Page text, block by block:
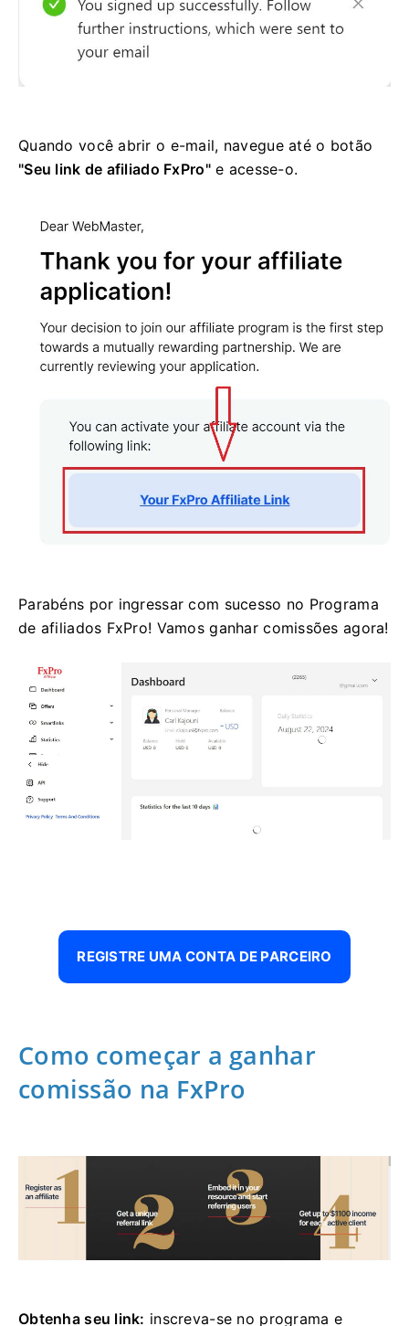
Quando você abrir o e-mail, navegue até o botão
"Seu link de afiliado FxPro"e acesse-o.
Parabéns por ingressar com sucesso no Programa
de afiliados FxPro! Vamos ganhar comissões agora!
REGISTRE UMA CONTA DE PARCEIRO
Como começar a ganhar
comissão na FxPro
Obtenha seu link: inscreva-se no programa e